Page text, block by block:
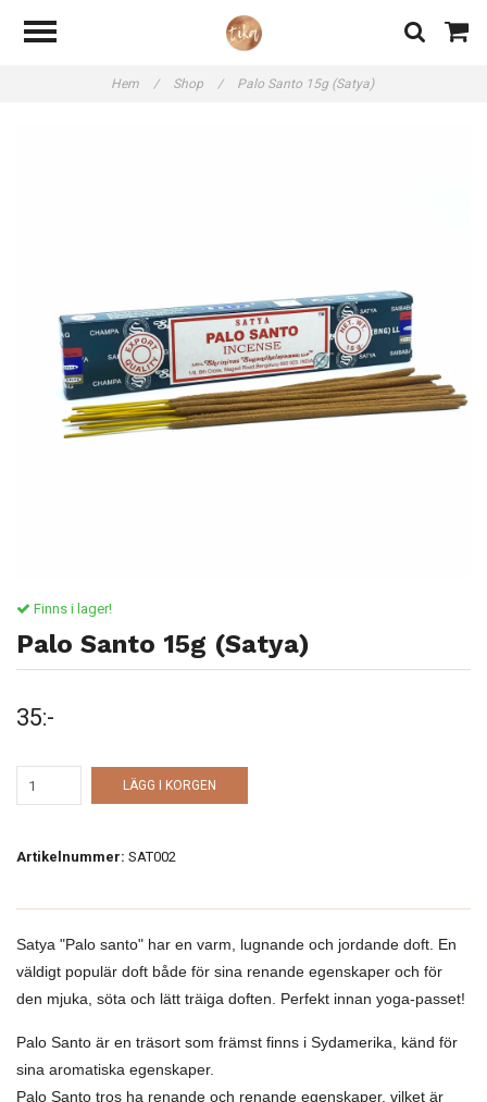
Hem / Shop / Palo Santo 15g (Satya)
Finns i lager!
Palo Santo 15g (Satya)
35:-
LÄGG I KORGEN
Artikelnummer: SAT002
Satya "Palo santo" har en varm, lugnande och jordande doft. En
väldigt populär doft både för sina renande egenskaper och för
den mjuka, söta och lätt träiga doften. Perfekt innan yoga-passet!
Palo Santo är en träsort som främst finns i Sydamerika, känd för
sina aromatiska egenskaper.
Palo Santo tros ha renande och renande egenskaper, vilket är